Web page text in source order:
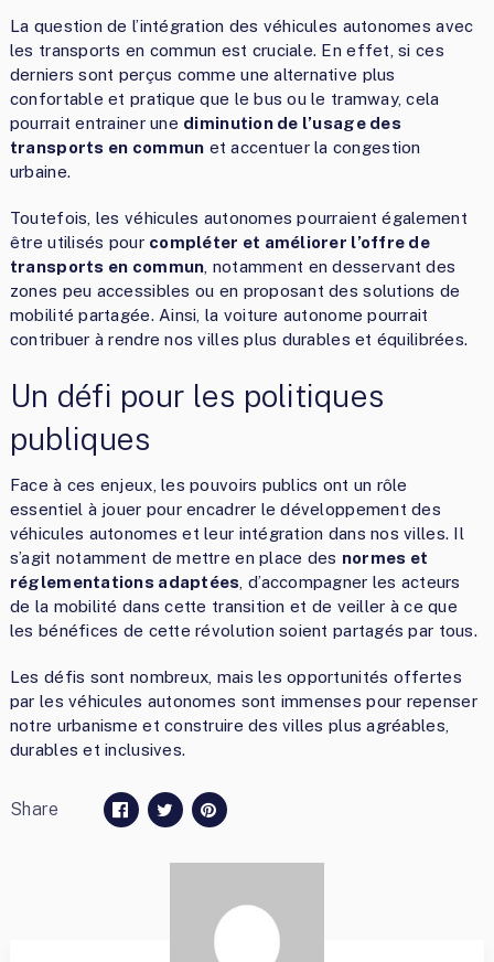
La question de l’intégration des véhicules autonomes avec
les transports en commun est cruciale. En effet, si ces
derniers sont perçus comme une alternative plus
confortable et pratique que le bus ou le tramway, cela
pourrait entrainer une diminution de l’usage des
transports en commun et accentuer la congestion
urbaine.
Toutefois, les véhicules autonomes pourraient également
être utilisés pour compléter et améliorer l’offre de
transports en commun , notamment en desservant des
zones peu accessibles ou en proposant des solutions de
mobilité partagée. Ainsi, la voiture autonome pourrait
contribuer à rendre nos villes plus durables et équilibrées.
Un défi pour les politiques
publiques
Face à ces enjeux, les pouvoirs publics ont un rôle
essentiel à jouer pour encadrer le développement des
véhicules autonomes et leur intégration dans nos villes. Il
s’agit notamment de mettre en place des normes et
réglementations adaptées , d’accompagner les acteurs
de la mobilité dans cette transition et de veiller à ce que
les bénéfices de cette révolution soient partagés par tous.
Les défis sont nombreux, mais les opportunités offertes
par les véhicules autonomes sont immenses pour repenser
notre urbanisme et construire des villes plus agréables,
durables et inclusives.
Share